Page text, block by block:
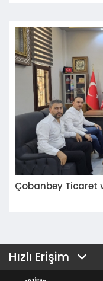
Çobanbey Ticaret
Hızlı Erişim